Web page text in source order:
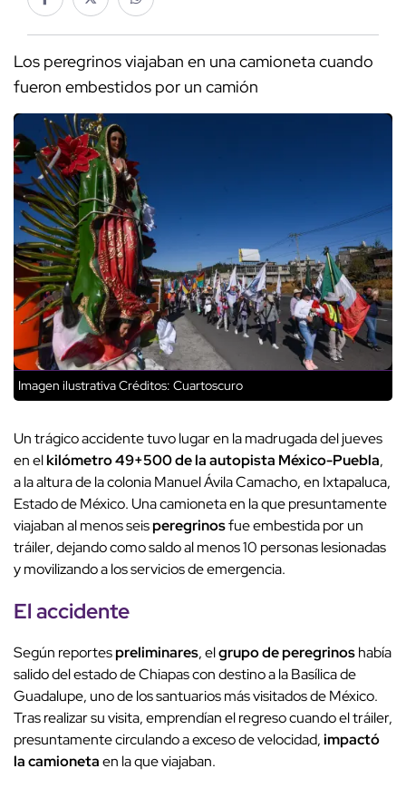
Los peregrinos viajaban en una camioneta cuando
fueron embestidos por un camión
Imagen ilustrativaCréditos: Cuartoscuro
Un trágico accidente tuvo lugar en la madrugada del jueves
en elkilómetro 49+500 de la autopista México-Puebla,
a la altura de la colonia Manuel Ávila Camacho, en Ixtapaluca,
Estado de México. Una camioneta en la que presuntamente
viajaban al menos seisperegrinosfue embestida por un
tráiler, dejando como saldo al menos 10 personas lesionadas
y movilizando a los servicios de emergencia.
El accidente
Según reportespreliminares, elgrupo de peregrinoshabía
salido del estado de Chiapas con destino a la Basílica de
Guadalupe, uno de los santuarios más visitados de México.
Tras realizar su visita, emprendían el regreso cuando el tráiler,
presuntamente circulando a exceso de velocidad,impactó
la camionetaen la que viajaban.